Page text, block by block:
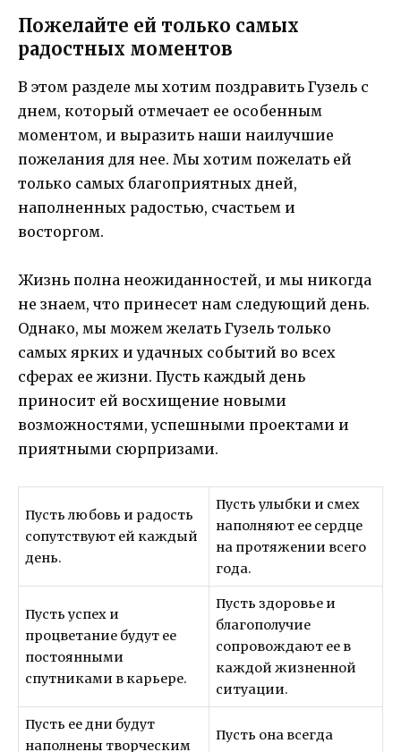
Пожелайте ей только самых
радостных моментов
В этом разделе мы хотим поздравить Гузель с
днем, который отмечает ее особенным
моментом, и выразить наши наилучшие
пожелания для нее. Мы хотим пожелать ей
только самых благоприятных дней,
наполненных радостью, счастьем и
восторгом.
Жизнь полна неожиданностей, и мы никогда
не знаем, что принесет нам следующий день.
Однако, мы можем желать Гузель только
самых ярких и удачных событий во всех
сферах ее жизни. Пусть каждый день
приносит ей восхищение новыми
возможностями, успешными проектами и
приятными сюрпризами.
Пусть любовь и радость
сопутствуют ей каждый
день.
Пусть улыбки и смех
наполняют ее сердце
на протяжении всего
года.
Пусть успех и
процветание будут ее
постоянными
спутниками в карьере.
Пусть здоровье и
благополучие
сопровождают ее в
каждой жизненной
ситуации.
Пусть ее дни будут
наполнены творческим
Пусть она всегда